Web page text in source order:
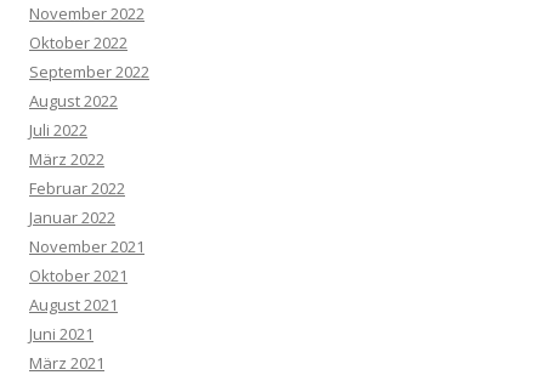
November 2022
Oktober 2022
September 2022
August 2022
Juli 2022
März 2022
Februar 2022
Januar 2022
November 2021
Oktober 2021
August 2021
Juni 2021
März 2021